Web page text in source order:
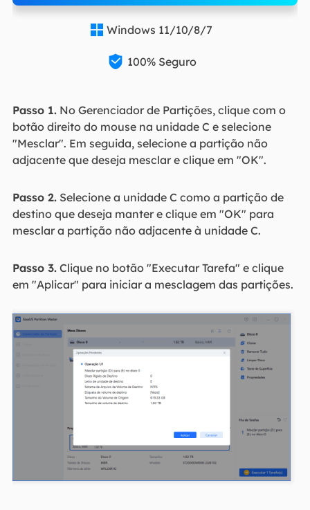
 Windows 11/10/8/7
 100% Seguro
Passo 1.No Gerenciador de Partições, clique com o
botão direito do mouse na unidade C e selecione
"Mesclar". Em seguida, selecione a partição não
adjacente que deseja mesclar e clique em "OK".
Passo 2.Selecione a unidade C como a partição de
destino que deseja manter e clique em "OK" para
mesclar a partição não adjacente à unidade C.
Passo 3.Clique no botão "Executar Tarefa" e clique
em "Aplicar" para iniciar a mesclagem das partições.